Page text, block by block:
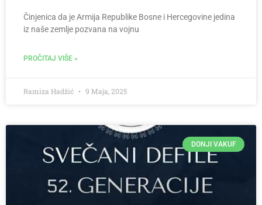
Činjenica da je Armija Republike Bosne i Hercegovine jedina
iz naše zemlje pozvana na vojnu
PROČITAJ VIŠE »
Ramiza Hadžić 9 Maja, 2025
DONJI VAKUF